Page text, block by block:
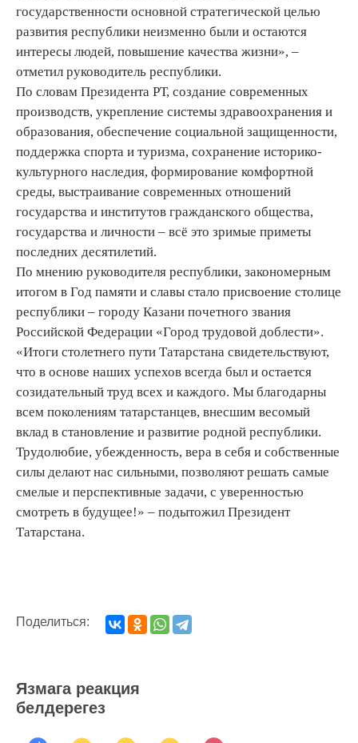
государственности основной стратегической целью
развития республики неизменно были и остаются
интересы людей, повышение качества жизни», –
отметил руководитель республики.
По словам Президента РТ, создание современных
производств, укрепление системы здравоохранения и
образования, обеспечение социальной защищенности,
поддержка спорта и туризма, сохранение историко-
культурного наследия, формирование комфортной
среды, выстраивание современных отношений
государства и институтов гражданского общества,
государства и личности – всё это зримые приметы
последних десятилетий.
По мнению руководителя республики, закономерным
итогом в Год памяти и славы стало присвоение столице
республики – городу Казани почетного звания
Российской Федерации «Город трудовой доблести».
«Итоги столетнего пути Татарстана свидетельствуют,
что в основе наших успехов всегда был и остается
созидательный труд всех и каждого. Мы благодарны
всем поколениям татарстанцев, внесшим весомый
вклад в становление и развитие родной республики.
Трудолюбие, убежденность, вера в себя и собственные
силы делают нас сильными, позволяют решать самые
смелые и перспективные задачи, с уверенностью
смотреть в будущее!» – подытожил Президент
Татарстана.
Поделиться:
Язмага реакция
белдерегез